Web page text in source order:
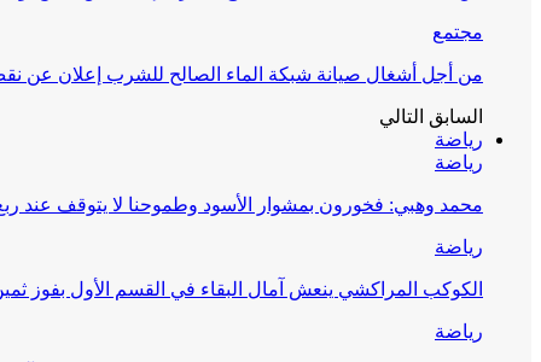
مجتمع
من أجل أشغال صيانة شبكة الماء الصالح للشرب إعلان عن
السابق التالي
رياضة
رياضة
محمد وهبي: فخورون بمشوار الأسود وطموحنا لا يتوقف عند ربع
رياضة
الكوكب المراكشي ينعش آمال البقاء في القسم الأول بفوز
رياضة